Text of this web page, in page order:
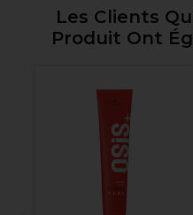
Les Clients
Produit Ont